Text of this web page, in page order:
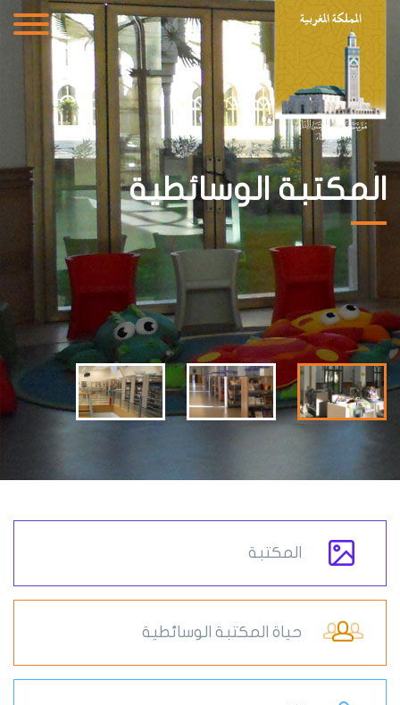
المكتبة الوسائطية
المكتبة
حياة المكتبة الوسائطية